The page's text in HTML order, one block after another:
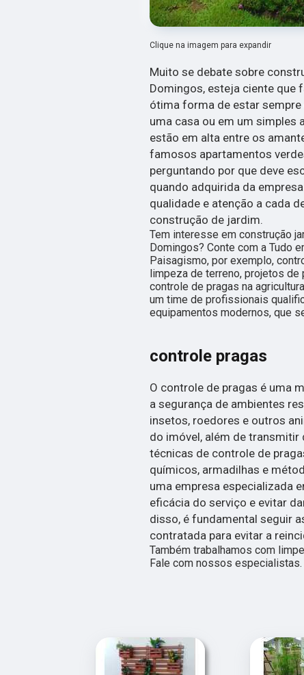
Clique na imagem para expandir
Muito se debate sobre
Domingos, esteja ciente que
ótima forma de estar
uma casa ou em um simples
estão em alta entre os
famosos apartamentos
perguntando por que deve
quando adquirida da
qualidade e atenção a cada
construção de jardim.
Tem interesse em construção
Domingos? Conte com a Tudo
Paisagismo, por exemplo,
limpeza de terreno, projetos
controle de pragas na
um time de profissionais
equipamentos modernos, que
controle pragas
O controle de pragas é uma
a segurança de ambientes
insetos, roedores e outros
do imóvel, além de transmitir
técnicas de controle de
químicos, armadilhas e
uma empresa especializada
eficácia do serviço e evitar
disso, é fundamental seguir
contratada para evitar a
Também trabalhamos com
Fale com nossos especialistas.